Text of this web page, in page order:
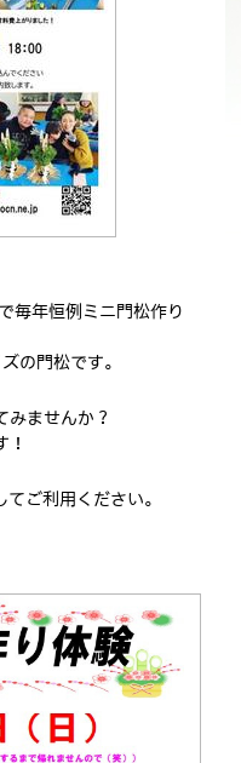
毎年恒例ミニ門松作り
の門松です。
みませんか？
！
ご利用ください。